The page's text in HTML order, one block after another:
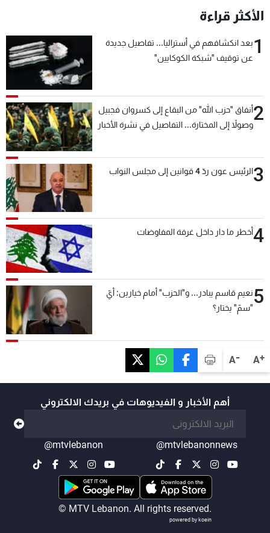
A+
A-
الأكثر قراءة
1بعد انكشافهم في أستراليا... تفاصيل جديدة
عن توقيف "شبكة الكوكايين"
2أنفاق "حزب الله" من البقاع إلى كسروان فجبيل
وصولاً إلى المختارة... التفاصيل في نشرة الأخبار
3الرئيس عون ردّ 4 قوانين إلى مجلس النواب
4أخطر ما دار داخل غرفة المفاوضات
5نعيم قاسم يبادر... و"الحزب" أمام خيارين: أيّ
"سمّ" يختار؟
أهم الأخبار و الفيديوهات في بريدك الالكتروني
@mtvlebanonnews
@mtvlebanon
© MTV Lebanon. All rights reserved.
powered by koein
شاهد البرامج
الترددات
عن MTV